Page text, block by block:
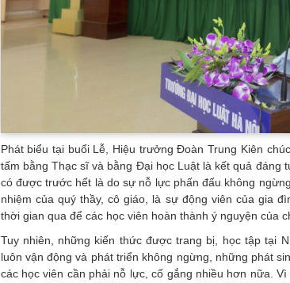
Phát biểu tại buổi Lễ, Hiệu trưởng Đoàn Trung Kiên
tấm bằng Thạc sĩ và bằng Đại học Luật là kết quả đáng
có được trước hết là do sự nỗ lực phấn đấu không
nhiệm của quý thầy, cô giáo, là sự động viên của gia
thời gian qua để các học viên hoàn thành ý nguyện của
Tuy nhiên, những kiến thức được trang bị, học tập tại
luôn vận động và phát triển không ngừng, những phát
các học viên cần phải nỗ lực, cố gắng nhiều hơn nữa.